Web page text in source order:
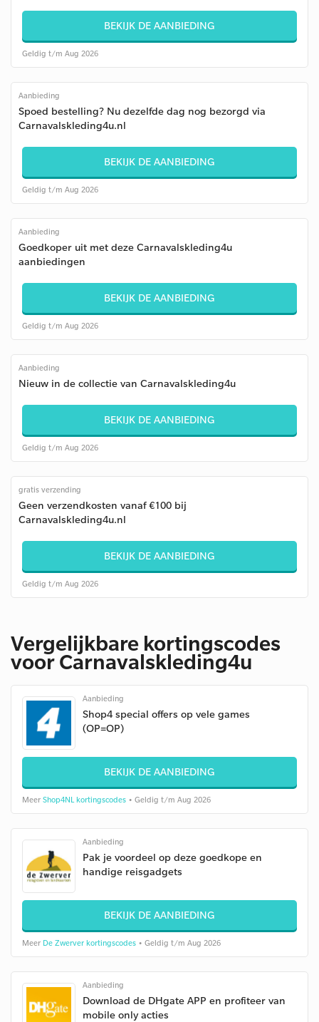
BEKIJK DE AANBIEDING
Geldig t/m Aug 2026
Aanbieding
Spoed bestelling? Nu dezelfde dag nog bezorgd via
Carnavalskleding4u.nl
BEKIJK DE AANBIEDING
Geldig t/m Aug 2026
Aanbieding
Goedkoper uit met deze Carnavalskleding4u
aanbiedingen
BEKIJK DE AANBIEDING
Geldig t/m Aug 2026
Aanbieding
Nieuw in de collectie van Carnavalskleding4u
BEKIJK DE AANBIEDING
Geldig t/m Aug 2026
gratis verzending
Geen verzendkosten vanaf €100 bij
Carnavalskleding4u.nl
BEKIJK DE AANBIEDING
Geldig t/m Aug 2026
Vergelijkbare kortingscodes
voor Carnavalskleding4u
Aanbieding
Shop4 special offers op vele games
(OP=OP)
BEKIJK DE AANBIEDING
Meer Shop4NL kortingscodes • Geldig t/m Aug 2026
Aanbieding
Pak je voordeel op deze goedkope en
handige reisgadgets
BEKIJK DE AANBIEDING
Meer De Zwerver kortingscodes • Geldig t/m Aug 2026
Aanbieding
Download de DHgate APP en profiteer van
mobile only acties